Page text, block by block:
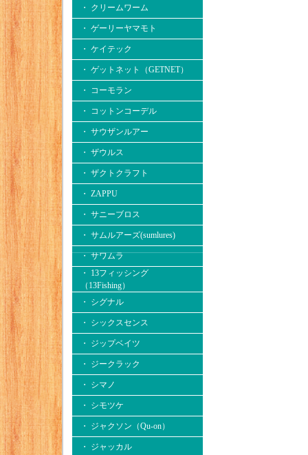
・ クリームワーム
・ ゲーリーヤマモト
・ ケイテック
・ ゲットネット（GETNET）
・ コーモラン
・ コットンコーデル
・ サウザンルアー
・ ザウルス
・ ザクトクラフト
・ ZAPPU
・ サニーブロス
・ サムルアーズ(sumlures)
・ サワムラ
・ 13フィッシング
（13Fishing）
・ シグナル
・ シックスセンス
・ ジップベイツ
・ ジークラック
・ シマノ
・ シモツケ
・ ジャクソン（Qu-on）
・ ジャッカル